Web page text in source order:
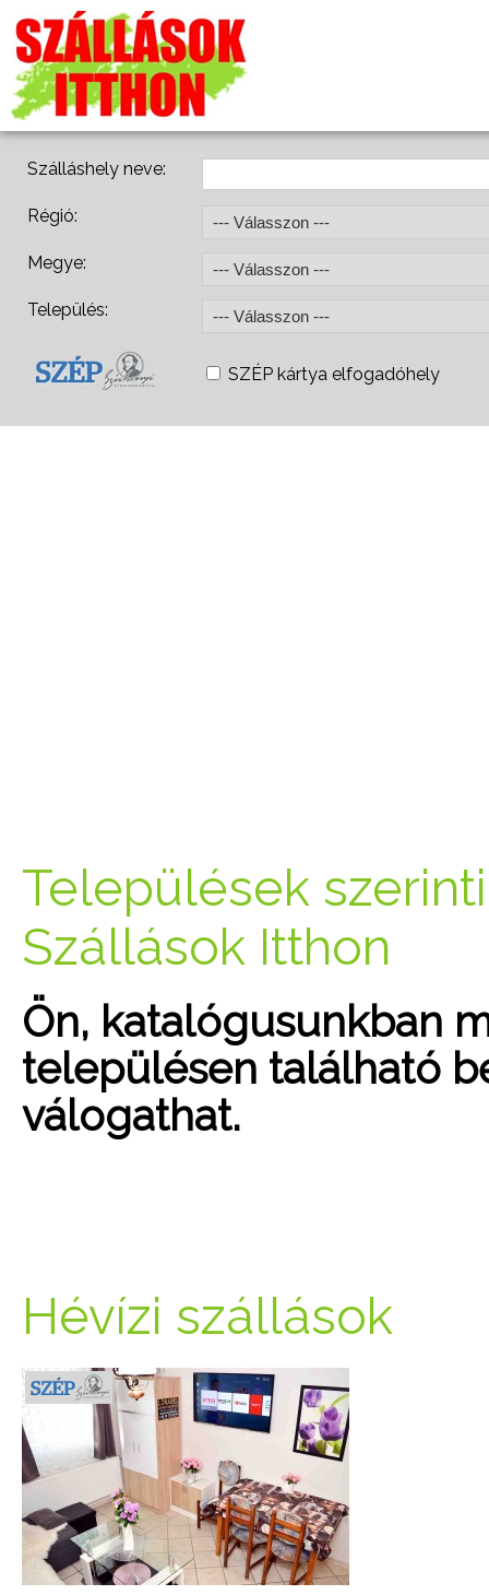
Szálláshely neve:
Régió:
Megye:
Település:
SZÉP kártya elfogadóhely
Települések
Szállások Itthon
Ön, katalógusunkban
településen található
válogathat.
Hévízi szállások